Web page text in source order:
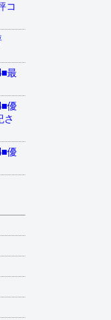
コ
最
優
さ
優